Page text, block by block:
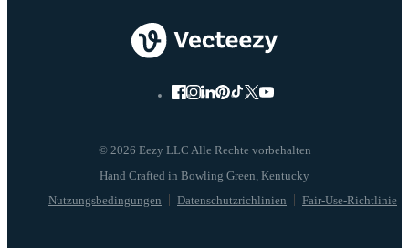
© 2026 Eezy LLC Alle Rechte vorbehalten
Nutzungsbedingungen Datenschutzrichlinien Fair-Use-Richtlinie